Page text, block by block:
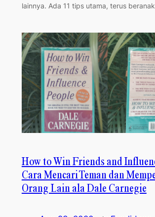
lainnya. Ada 11 tips utama, terus
How to Win Friends and
Cara Mencari Teman dan
Orang Lain ala Dale Carnegie